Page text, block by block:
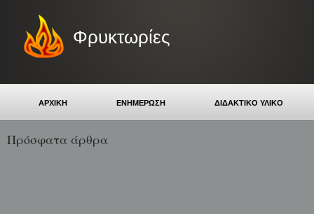
Φρυκτωρίες
ΑΡΧΙΚΗ ΕΝΗΜΕΡΩΣΗ ΔΙΔΑΚΤΙΚΟ ΥΛΙΚΟ
Πρόσφατα άρθρα